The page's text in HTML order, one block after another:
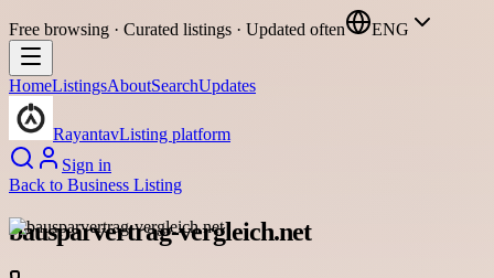
Free browsing · Curated listings · Updated often ENG
HomeListingsAboutSearchUpdates
RayantavListing platform
Sign in
Back to Business Listing
bausparvertrag-vergleich.net